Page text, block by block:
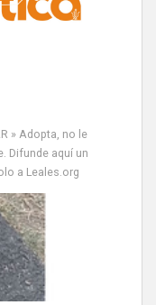
» Adopta, no le
Difunde aquí un
a Leales.org